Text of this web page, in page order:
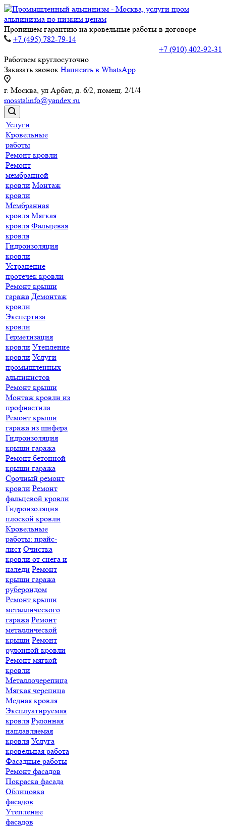
Пропишем гарантию на кровельные работы в договоре
+7 (495) 782-79-14
+7 (910) 402-92-31
Работаем круглосуточно
Заказать звонок Написать в WhatsApp
г. Москва, ул Арбат, д. 6/2, помещ. 2/1/4
mosstalinfo@yandex.ru
Услуги
Кровельные
работы
Ремонт кровли
Ремонт
мембранной
кровли Монтаж
кровли
Мембранная
кровля Мягкая
кровля Фальцевая
кровля
Гидроизоляция
кровли
Устранение
протечек кровли
Ремонт крыши
гаража Демонтаж
кровли
Экспертиза
кровли
Герметизация
кровли Утепление
кровли Услуги
промышленных
альпинистов
Ремонт крыши
Монтаж кровли из
профнастила
Ремонт крыши
гаража из шифера
Гидроизоляция
крыши гаража
Ремонт бетонной
крыши гаража
Срочный ремонт
кровли Ремонт
фальцевой кровли
Гидроизоляция
плоской кровли
Кровельные
работы: прайс-
лист Очистка
кровли от снега и
наледи Ремонт
крыши гаража
рубероидом
Ремонт крыши
металлического
гаража Ремонт
металлической
крыши Ремонт
рулонной кровли
Ремонт мягкой
кровли
Металлочерепица
Мягкая черепица
Медная кровля
Эксплуатируемая
кровля Рулонная
наплавляемая
кровля Услуга
кровельная работа
Фасадные работы
Ремонт фасадов
Покраска фасада
Облицовка
фасадов
Утепление
фасадов